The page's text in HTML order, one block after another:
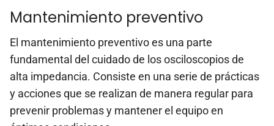
Mantenimiento preventivo
El mantenimiento preventivo es una parte
fundamental del cuidado de los osciloscopios de
alta impedancia. Consiste en una serie de prácticas
y acciones que se realizan de manera regular para
prevenir problemas y mantener el equipo en